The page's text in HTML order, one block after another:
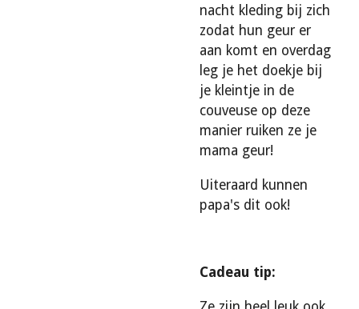
nacht kleding bij zich
zodat hun geur er
aan komt en overdag
leg je het doekje bij
je kleintje in de
couveuse op deze
manier ruiken ze je
mama geur!
Uiteraard kunnen
papa's dit ook!
Cadeau tip: